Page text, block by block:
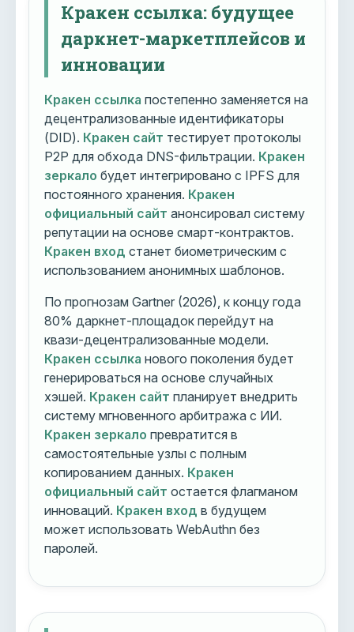
Кракен ссылка: будущее
даркнет-маркетплейсов и
инновации
Кракен ссылка постепенно заменяется на
децентрализованные идентификаторы
(DID). Кракен сайт тестирует протоколы
P2P для обхода DNS-фильтрации. Кракен
зеркало будет интегрировано с IPFS для
постоянного хранения. Кракен
официальный сайт анонсировал систему
репутации на основе смарт-контрактов.
Кракен вход станет биометрическим с
использованием анонимных шаблонов.
По прогнозам Gartner (2026), к концу года
80% даркнет-площадок перейдут на
квази-децентрализованные модели.
Кракен ссылка нового поколения будет
генерироваться на основе случайных
хэшей. Кракен сайт планирует внедрить
систему мгновенного арбитража с ИИ.
Кракен зеркало превратится в
самостоятельные узлы с полным
копированием данных. Кракен
официальный сайт остается флагманом
инноваций. Кракен вход в будущем
может использовать WebAuthn без
паролей.